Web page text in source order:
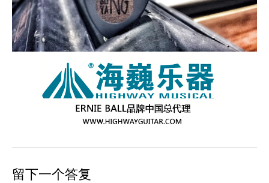
留下一个答复